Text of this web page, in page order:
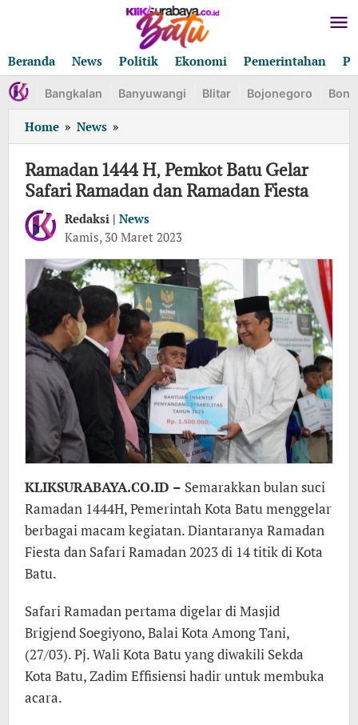
Beranda
News Politik Ekonomi Pemerintahan
Bangkalan Banyuwangi Blitar Bojonegoro
Home » News »
1444
H,
Pemkot
Batu
Gelar
Safari
dan
Ramadan
Fiesta
Ramadan 1444 H, Pemkot Batu Gelar
Safari Ramadan dan Ramadan Fiesta
Redaksi | News
Kamis, 30 Maret 2023
KLIKSURABAYA.CO.ID – Semarakkan bulan suci
Ramadan 1444H, Pemerintah Kota Batu menggelar
berbagai macam kegiatan. Diantaranya Ramadan
Fiesta dan Safari Ramadan 2023 di 14 titik di Kota
Batu.
Safari Ramadan pertama digelar di Masjid
Brigjend Soegiyono, Balai Kota Among Tani,
(27/03). Pj. Wali Kota Batu yang diwakili Sekda
Kota Batu, Zadim Effisiensi hadir untuk membuka
acara.